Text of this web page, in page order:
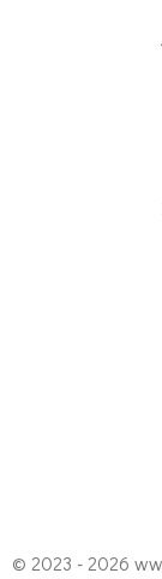
© 2023 - 2026